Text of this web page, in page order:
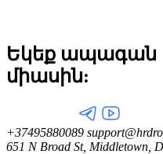
Եկեք ապագան
միասին:
+37495880089
651 N Broad St, Middletown,